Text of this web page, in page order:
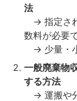
法
→ 指定さ
数料が必要
→ 少量・小
一般廃棄物
する方法
→ 運搬や